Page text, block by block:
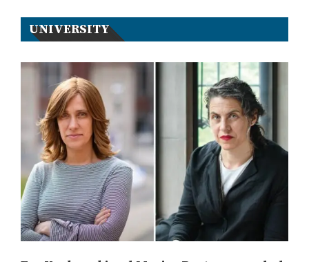
UNIVERSITY